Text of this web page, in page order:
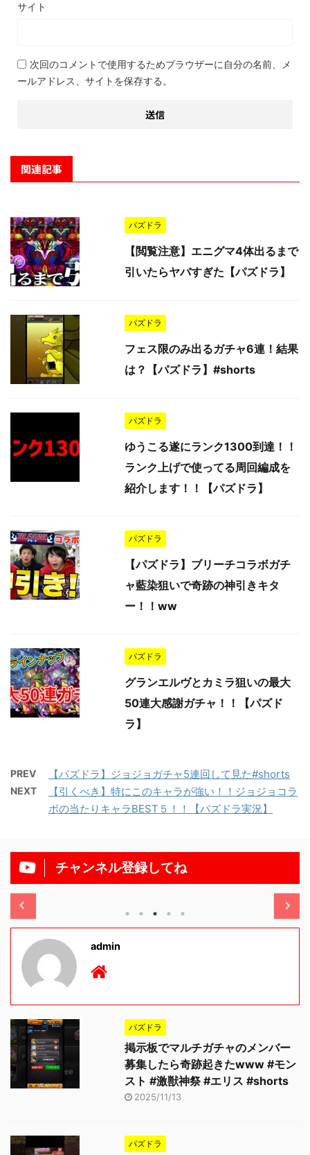
サイト
次回のコメントで使用するためブラウザーに自分の名前、メ
ールアドレス、サイトを保存する。
関連記事
パズドラ
【閲覧注意】エニグマ4体出るまで
引いたらヤバすぎた【パズドラ】
パズドラ
フェス限のみ出るガチャ6連！結果
は？【パズドラ】#shorts
パズドラ
ゆうこる遂にランク1300到達！！
ランク上げで使ってる周回編成を
紹介します！！【パズドラ】
パズドラ
【パズドラ】ブリーチコラボガチ
ャ藍染狙いで奇跡の神引きキタ
ー！！ww
パズドラ
グランエルヴとカミラ狙いの最大
50連大感謝ガチャ！！【パズド
ラ】
PREV 【パズドラ】ジョジョガチャ5連回して見た#shorts
NEXT
【引くべき】特にこのキャラが強い！！ジョジョコラ
ボの当たりキャラBEST５！！【パズドラ実況】
チャンネル登録してね
11/13
admin
パズドラ
掲示板でマルチガチャのメンバー
募集したら奇跡起きたwww #モン
スト #激獣神祭 #エリス #shorts
2025/11/13
パズドラ